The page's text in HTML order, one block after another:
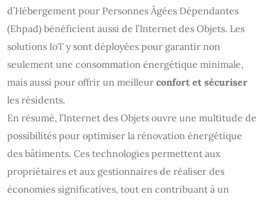
d’Hébergement pour Personnes Âgées Dépendantes
(Ehpad) bénéficient aussi de l’Internet des Objets. Les
solutions IoT y sont déployées pour garantir non
seulement une consommation énergétique minimale,
mais aussi pour offrir un meilleur confort et sécuriser
les résidents.
En résumé, l’Internet des Objets ouvre une multitude de
possibilités pour optimiser la rénovation énergétique
des bâtiments. Ces technologies permettent aux
propriétaires et aux gestionnaires de réaliser des
économies significatives, tout en contribuant à un